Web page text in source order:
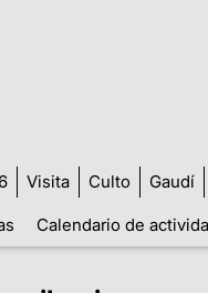
Visita Culto Gaudí
Calendario de